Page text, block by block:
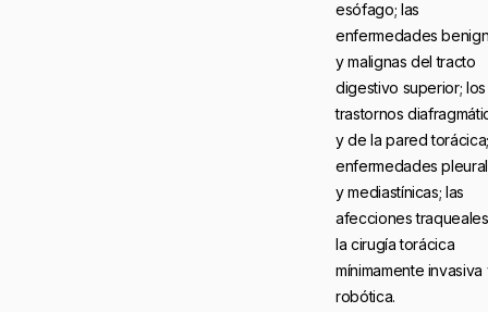
esófago; las
enfermedades
y malignas del tracto
digestivo superior; los
trastornos
y de la pared
enfermedades
y mediastínicas; las
afecciones
la cirugía torácica
mínimamente invasiva
robótica.